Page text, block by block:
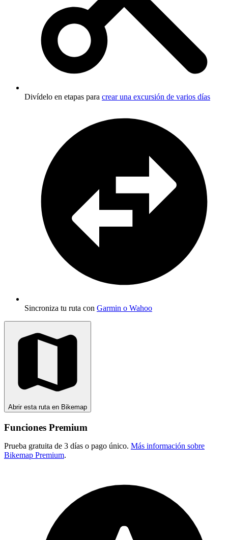
Divídelo en etapas para crear una excursión de varios días
Sincroniza tu ruta con Garmin o Wahoo
Abrir esta ruta en Bikemap
Funciones Premium
Prueba gratuita de 3 días o pago único. Más información sobre
Bikemap Premium.